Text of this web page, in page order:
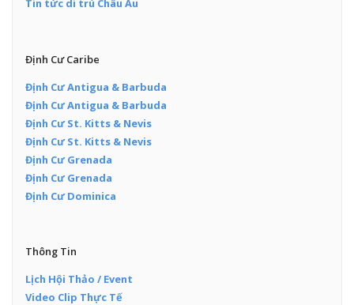
Tin tức di trú Châu Âu
Định Cư Caribe
Định Cư Antigua & Barbuda
Định Cư Antigua & Barbuda
Định Cư St. Kitts & Nevis
Định Cư St. Kitts & Nevis
Định Cư Grenada
Định Cư Grenada
Định Cư Dominica
Thông Tin
Lịch Hội Thảo / Event
Video Clip Thực Tế